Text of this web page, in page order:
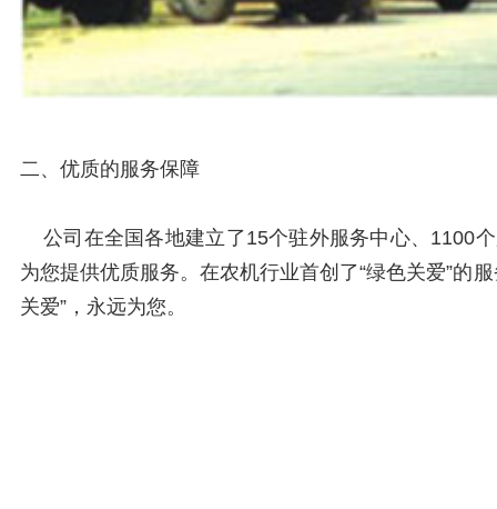
二、优质的服务保障
公司在全国各地建立了15个驻外服务中心、1100
为您提供优质服务。在农机行业首创了“绿色关爱”的
关爱”，永远为您。